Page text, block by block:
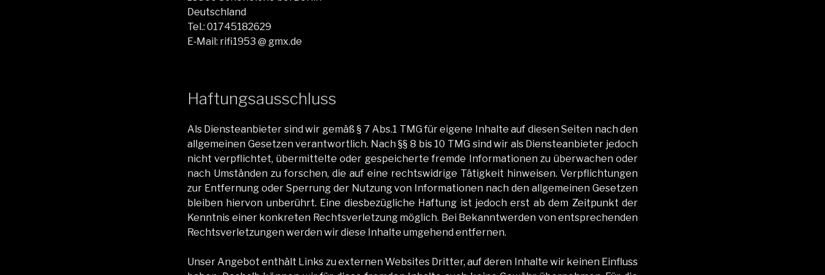
Deutsch­land
Tel.: 01745182629
E‑Mail: rifi1953 @ gmx.de
Haftungsausschluss
Als Dien­stean­bi­eter sind wir gemäß § 7 Abs.1 TMG für eigene Inhalte auf diesen Seit­en nach den
all­ge­meinen Geset­zen ver­ant­wortlich. Nach §§ 8 bis 10 TMG sind wir als Dien­stean­bi­eter jedoch
nicht verpflichtet, über­mit­telte oder gespe­icherte fremde Infor­ma­tio­nen zu überwachen oder
nach Umstän­den zu forschen, die auf eine rechtswidrige Tätigkeit hin­weisen. Verpflich­tun­gen
zur Ent­fer­nung oder Sper­rung der Nutzung von Infor­ma­tio­nen nach den all­ge­meinen Geset­zen
bleiben hier­von unberührt. Eine dies­bezügliche Haf­tung ist jedoch erst ab dem Zeit­punkt der
Ken­nt­nis ein­er konkreten Rechtsver­let­zung möglich. Bei Bekan­ntwer­den von entsprechen­den
Rechtsver­let­zun­gen wer­den wir diese Inhalte umge­hend ent­fer­nen.
Unser Ange­bot enthält Links zu exter­nen Web­sites Drit­ter, auf deren Inhalte wir keinen Ein­fluss